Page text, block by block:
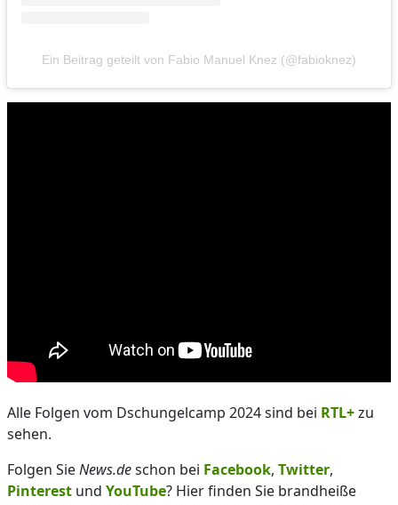
Ein Beitrag geteilt von Fabio Manuel Knez (@fabioknez)
Alle Folgen vom Dschungelcamp 2024 sind bei RTL+zu
sehen.
Folgen SieNews.deschon bei Facebook, Twitter,
Pinterest und YouTube? Hier finden Sie brandheiße